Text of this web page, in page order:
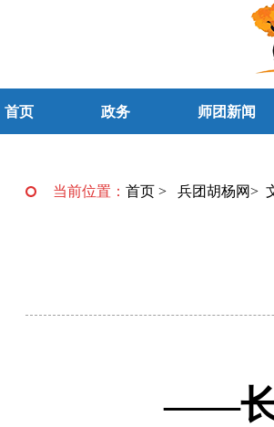
首页 政务 师团新闻
当前位置： 首页 > 兵团胡杨网>
——长